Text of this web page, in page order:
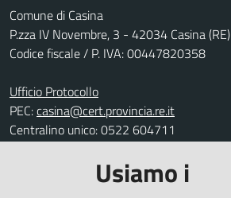
Usiamo i
Comune di Casina
P.zza IV Novembre, 3 - 42034 Casina (RE)
Codice fiscale / P. IVA: 00447820358
Ufficio Protocollo
PEC:casina@cert.provincia.re.it
Centralino unico: 0522 604711